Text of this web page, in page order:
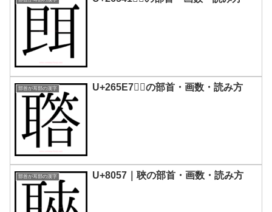
部首が耳部の漢字 U+265E7｜𦗧の部首・画数・読み方
部首が耳部の漢字 U+8057｜聗の部首・画数・読み方